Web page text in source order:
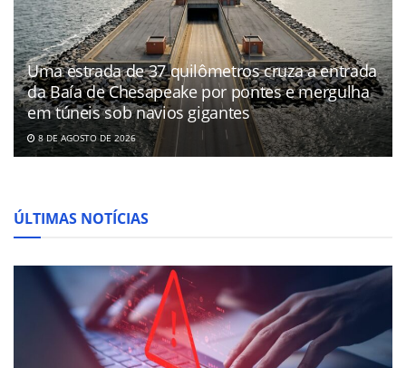
Uma estrada de 37 quilômetros cruza a entrada
da Baía de Chesapeake por pontes e mergulha
em túneis sob navios gigantes
8 DE AGOSTO DE 2026
ÚLTIMAS NOTÍCIAS